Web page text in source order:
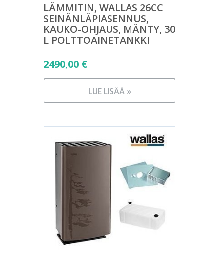
LÄMMITIN, WALLAS 26CC
SEINÄNLÄPIASENNUS,
KAUKO-OHJAUS, MÄNTY, 30
L POLTTOAINETANKKI
2490,00 €
LUE LISÄÄ »